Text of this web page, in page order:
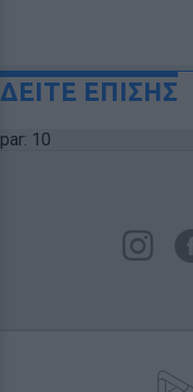
ΔΕΙΤΕ ΕΠΙΣΗΣ
par: 10